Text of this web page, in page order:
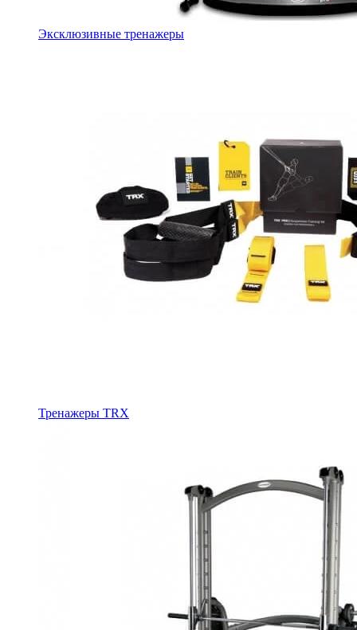
Эксклюзивные тренажеры
Тренажеры TRX